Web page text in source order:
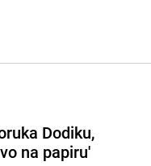
Dodiku,
na papiru'